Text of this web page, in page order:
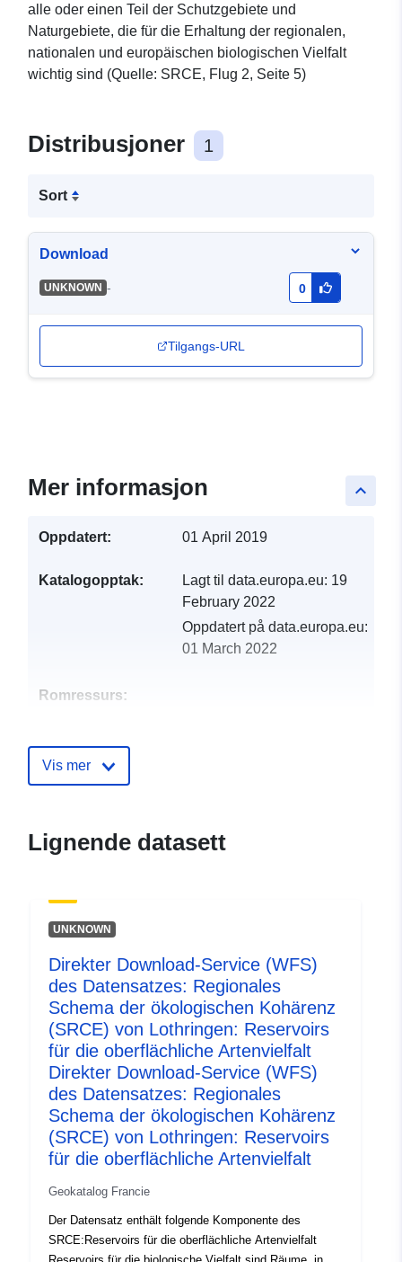
alle oder einen Teil der Schutzgebiete und
Naturgebiete, die für die Erhaltung der regionalen,
nationalen und europäischen biologischen Vielfalt
wichtig sind (Quelle: SRCE, Flug 2, Seite 5)
Distribusjoner 1
Sort
Download
UNKNOWN - 0
Tilgangs-URL
keyboard_arrow_up
Mer informasjon
Oppdatert: 01 April 2019
Katalogopptak: Lagt til data.europa.eu: 19
February 2022
Oppdatert på data.europa.eu:
01 March 2022
Romressurs:
d7487304d5bb
Type:
Ressurs:
http://inspire.ec.europa.eu/
codelist/ResourceType/services
Vis mer
Lignende datasett
UNKNOWN
Direkter Download-Service (WFS)
des Datensatzes: Regionales
Schema der ökologischen Kohärenz
(SRCE) von Lothringen: Reservoirs
für die oberflächliche Artenvielfalt
Direkter Download-Service (WFS)
des Datensatzes: Regionales
Schema der ökologischen Kohärenz
(SRCE) von Lothringen: Reservoirs
für die oberflächliche Artenvielfalt
Geokatalog Francie
Der Datensatz enthält folgende Komponente des
SRCE:Reservoirs für die oberflächliche Artenvielfalt